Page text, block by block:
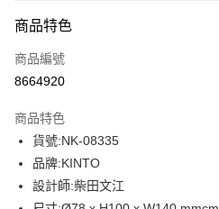
Apple Pay
街口支付
Google Pay
全盈+PAY
大哥付你分期
商品特色
商品編號
8664920
商品特色
貨號:NK-08335
品牌:KINTO
設計師:柴田文江